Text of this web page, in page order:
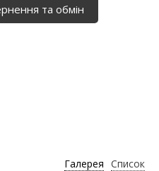
та обмін
Галерея Список